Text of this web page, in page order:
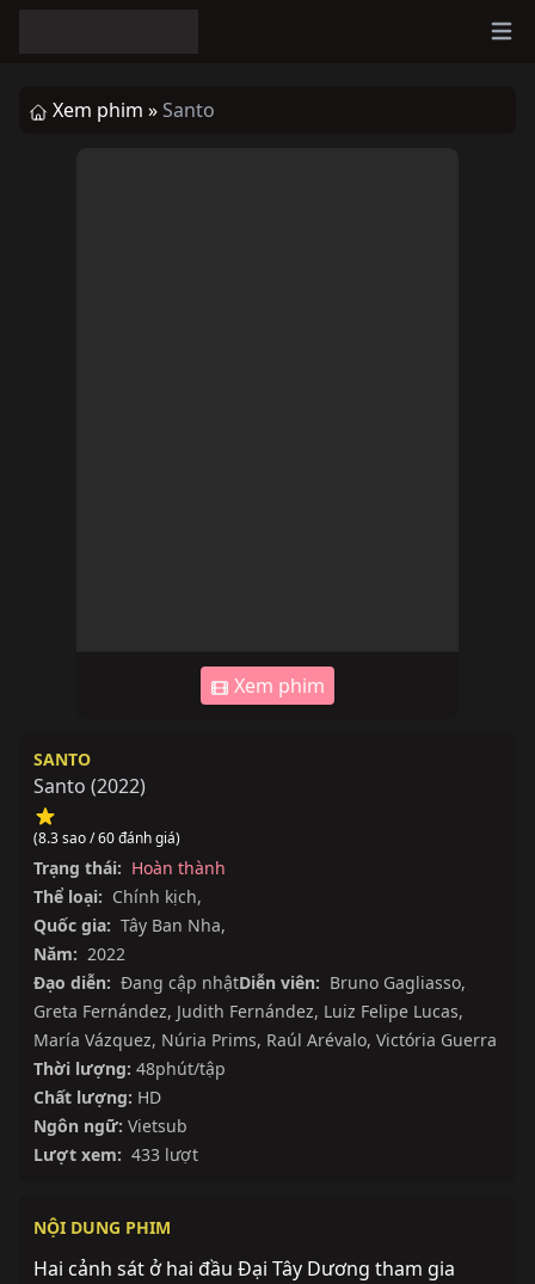
Xem phim »Santo
Xem phim
SANTO
Santo (2022)
(8.3 sao / 60 đánh giá)
Trạng thái: Hoàn thành
Thể loại: Chính kịch,
Quốc gia: Tây Ban Nha,
Năm: 2022
Đạo diễn: Đang cập nhậtDiễn viên: Bruno Gagliasso,
Greta Fernández, Judith Fernández, Luiz Felipe Lucas,
María Vázquez, Núria Prims, Raúl Arévalo, Victória Guerra
Thời lượng: 48phút/tập
Chất lượng: HD
Ngôn ngữ: Vietsub
Lượt xem: 433 lượt
NỘI DUNG PHIM
Hai cảnh sát ở hai đầu Đại Tây Dương tham gia